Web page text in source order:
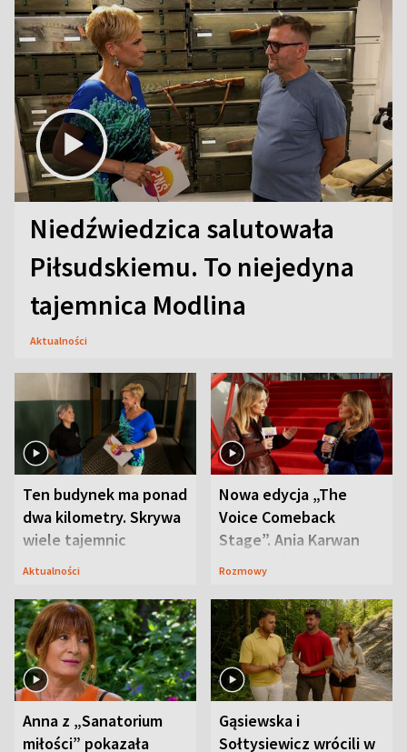
Niedźwiedzica salutowała
Piłsudskiemu. To niejedyna
tajemnica Modlina
Aktualności
Ten budynek ma ponad
dwa kilometry. Skrywa
wiele tajemnic
Aktualności
Nowa edycja „The
Voice Comeback
Stage”. Ania Karwan
zapowiada
Rozmowy
Anna z „Sanatorium
miłości” pokazała
Gąsiewska i
Sołtysiewicz wrócili w